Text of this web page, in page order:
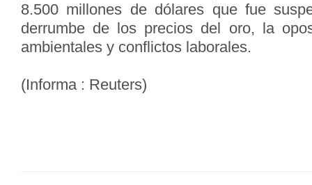
8.500 millones de dólares que fue
derrumbe de los precios del oro, la
ambientales y conflictos laborales.
(Informa : Reuters)